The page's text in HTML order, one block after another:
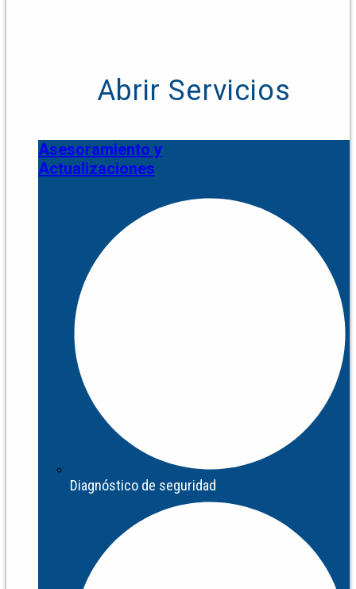
Abrir Servicios
Asesoramiento y
Actualizaciones
Diagnóstico de seguridad